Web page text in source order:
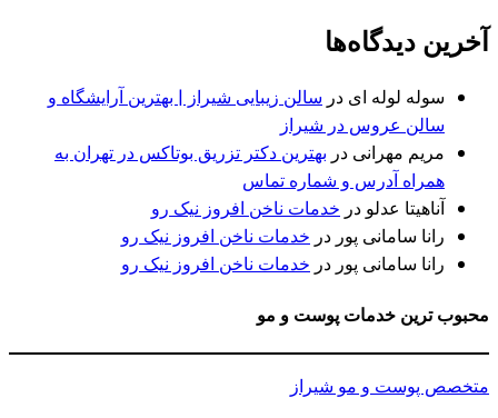
آخرین دیدگاه‌ها
سوله لوله ای در سالن زیبایی شیراز | بهترین آرایشگاه و
سالن عروس در شیراز
مریم مهرانی در بهترین دکتر تزریق بوتاکس در تهران به
همراه آدرس و شماره تماس
آناهیتا عدلو در خدمات ناخن افروز نیک رو
رانا سامانی پور در خدمات ناخن افروز نیک رو
رانا سامانی پور در خدمات ناخن افروز نیک رو
محبوب ترین خدمات پوست و مو
متخصص پوست و مو شیراز